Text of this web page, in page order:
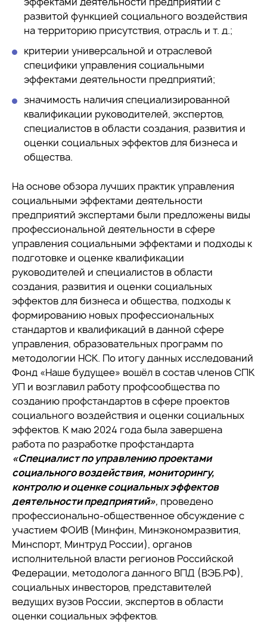
развитой функцией социального воздействия
на территорию присутствия, отрасль и т. д.;
критерии универсальной и отраслевой
специфики управления социальными
эффектами деятельности предприятий;
значимость наличия специализированной
квалификации руководителей, экспертов,
специалистов в области создания, развития и
оценки социальных эффектов для бизнеса и
общества.
На основе обзора лучших практик управления
социальными эффектами деятельности
предприятий экспертами были предложены виды
профессиональной деятельности в сфере
управления социальными эффектами и подходы к
подготовке и оценке квалификации
руководителей и специалистов в области
создания, развития и оценки социальных
эффектов для бизнеса и общества, подходы к
формированию новых профессиональных
стандартов и квалификаций в данной сфере
управления, образовательных программ по
методологии НСК. По итогу данных исследований
Фонд «Наше будущее» вошёл в состав членов СПК
УП и возглавил работу профсообщества по
созданию профстандартов в сфере проектов
социального воздействия и оценки социальных
эффектов. К маю 2024 года была завершена
работа по разработке профстандарта
«Специалист по управлению проектами
социального воздействия, мониторингу,
контролю и оценке социальных эффектов
деятельности предприятий», проведено
профессионально-общественное обсуждение с
участием ФОИВ (Минфин, Минэкономразвития,
Минспорт, Минтруд России), органов
исполнительной власти регионов Российской
Федерации, методолога данного ВПД (ВЭБ.РФ),
социальных инвесторов, представителей
ведущих вузов России, экспертов в области
оценки социальных эффектов.